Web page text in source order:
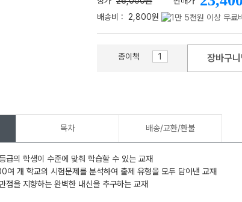
배송비 : 2,800원
종이책 장바구니
목차 배송/교환/환불
의 학생이 수준에 맞춰 학습할 수 있는 교재
개 학교의 시험문제를 분석하여 출제 유형을 모두 담아낸 교재
을 지향하는 완벽한 내신을 추구하는 교재